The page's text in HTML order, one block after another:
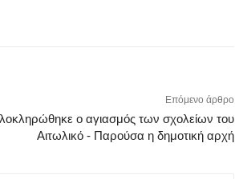
Επόμενο άρθρο
ο αγιασμός των σχολείων του
Αιτωλικό - Παρούσα η δημοτική αρχή